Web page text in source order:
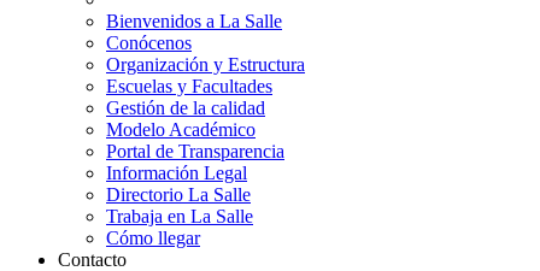
Bienvenidos a La Salle
Conócenos
Organización y Estructura
Escuelas y Facultades
Gestión de la calidad
Modelo Académico
Portal de Transparencia
Información Legal
Directorio La Salle
Trabaja en La Salle
Cómo llegar
Contacto